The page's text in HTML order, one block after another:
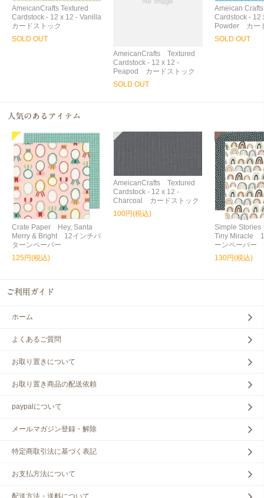
AmeicanCrafts Textured
Cardstock - 12 x 12 - Vanilla
カードストック
SOLD OUT
AmeicanCrafts Textured
Cardstock - 12 x 12 -
Peapod カードストック
SOLD OUT
Ameican
Cardstock - 12
Powder カー
SOLD OUT
Crate Paper Hey, Santa
Merry & Bright 12インチパ
ターンペーパー
125円(税込)
AmeicanCrafts Textured
Cardstock - 12 x 12 -
Charcoal カードストック
100円(税込)
Simple
Tiny Miracle
ーンペーパー
130円(税込)
ホーム
よくあるご質問
お取り置きについて
お取り置き商品の配送依頼
paypalについて
メールマガジン登録・解除
特定商取引法に基づく表記
お支払方法について
配送方法・送料について